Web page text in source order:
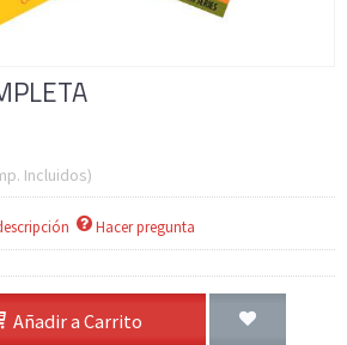
Incluidos)
Hacer pregunta
Añadir a Carrito